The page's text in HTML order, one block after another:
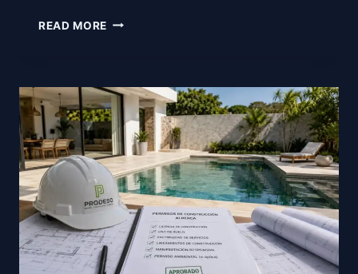
READ MORE ALBERCAS
DESARROLLOS
EN
CHIAPAS
Y
TABASCO,
LO
QUE
DEBES
SABER
ANTES
DE